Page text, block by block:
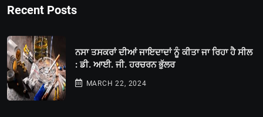
Recent Posts
ਨਸਾ ਤਸਕਰਾਂ ਦੀਆਂ ਜਾਇਦਾਦਾਂ ਨੂੰ ਕੀਤਾ ਜਾ ਰਿਹਾ ਹੈ ਸੀਲ
: ਡੀ. ਆਈ. ਜੀ. ਹਰਚਰਨ ਭੁੱਲਰ
MARCH 22, 2024